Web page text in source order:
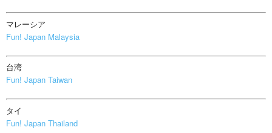
マレーシア
Fun! Japan Malaysia
台湾
Fun! Japan Taiwan
タイ
Fun! Japan Thailand